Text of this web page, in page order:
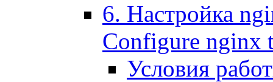
6. Настройка
Configure nginx
Условия